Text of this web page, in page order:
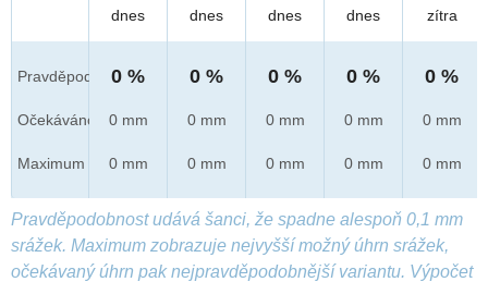
Pravděpod.
Očekáváno
Maximum
dnes
0 %
0 mm
0 mm
dnes
0 %
0 mm
0 mm
dnes
0 %
0 mm
0 mm
dnes
0 %
0 mm
0 mm
zítra
0 %
0 mm
0 mm
Pravděpodobnost udává šanci, že spadne alespoň 0,1 mm
srážek. Maximum zobrazuje nejvyšší možný úhrn srážek,
očekávaný úhrn pak nejpravděpodobnější variantu. Výpočet